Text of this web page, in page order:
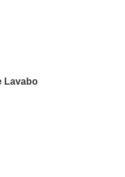
Lavabo